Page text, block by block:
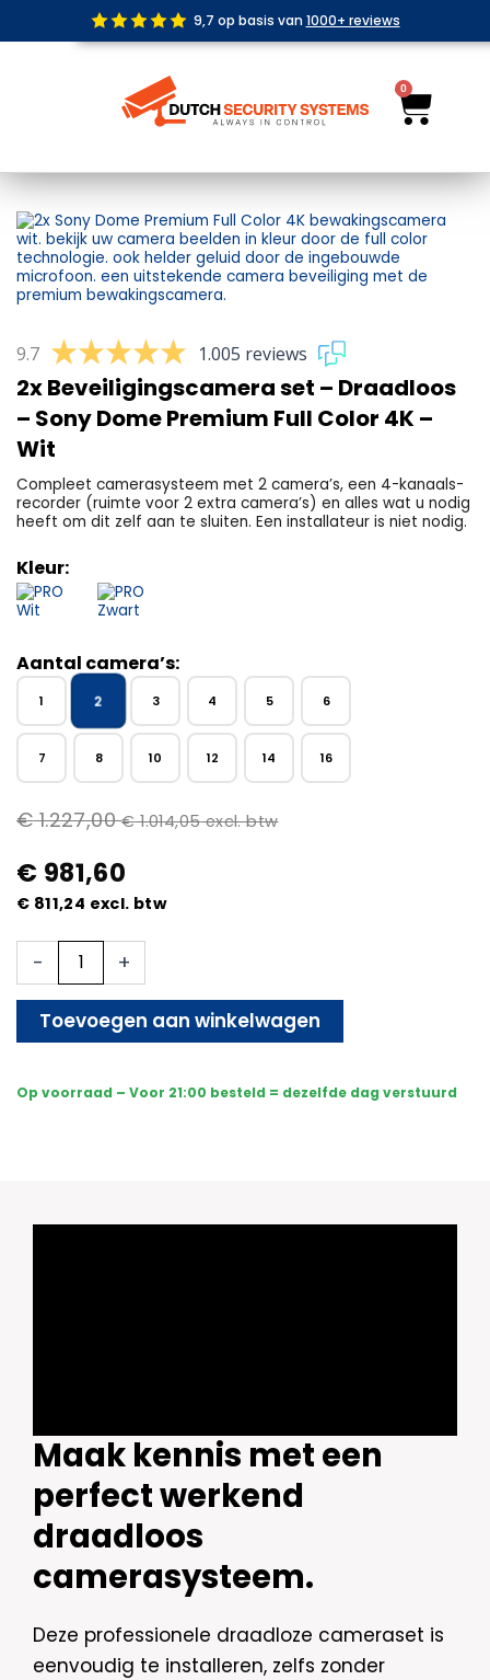
de
9,7 op basis van 1000+ reviews
0
9.7 1.005 reviews
2x Beveiligingscamera set – Draadloos
– Sony Dome Premium Full Color 4K –
Wit
Compleet camerasysteem met 2 camera’s, een 4-kanaals-
recorder (ruimte voor 2 extra camera’s) en alles wat u nodig
heeft om dit zelf aan te sluiten. Een installateur is niet nodig.
Kleur:
Aantal camera’s:
1 2 3 4 5 6
7 8 10 12 14 16
€1.227,00 €1.014,05excl. btw
€ 981,60
€ 811,24 excl. btw
-
Beveiligingscamera
Draadloos
Dome
+
Toevoegen aan winkelwagen
Op voorraad – Voor 21:00 besteld = dezelfde dag verstuurd
Maak kennis met een
perfect werkend
draadloos
camerasysteem.
Deze professionele draadloze cameraset is
eenvoudig te installeren, zelfs zonder